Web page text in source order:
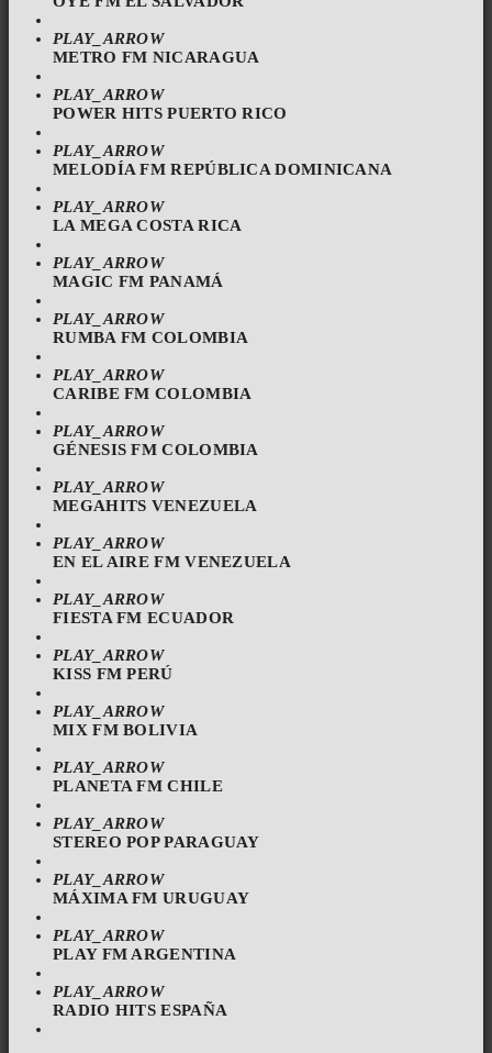
PLAY_ARROW
METRO FM NICARAGUA
PLAY_ARROW
POWER HITS PUERTO RICO
PLAY_ARROW
MELODÍA FM REPÚBLICA DOMINICANA
PLAY_ARROW
LA MEGA COSTA RICA
PLAY_ARROW
MAGIC FM PANAMÁ
PLAY_ARROW
RUMBA FM COLOMBIA
PLAY_ARROW
CARIBE FM COLOMBIA
PLAY_ARROW
GÉNESIS FM COLOMBIA
PLAY_ARROW
MEGAHITS VENEZUELA
PLAY_ARROW
EN EL AIRE FM VENEZUELA
PLAY_ARROW
FIESTA FM ECUADOR
PLAY_ARROW
KISS FM PERÚ
PLAY_ARROW
MIX FM BOLIVIA
PLAY_ARROW
PLANETA FM CHILE
PLAY_ARROW
STEREO POP PARAGUAY
PLAY_ARROW
MÁXIMA FM URUGUAY
PLAY_ARROW
PLAY FM ARGENTINA
PLAY_ARROW
RADIO HITS ESPAÑA